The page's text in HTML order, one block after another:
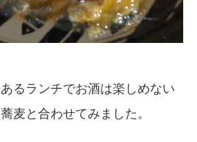
るランチでお酒は楽しめない
麦と合わせてみました。